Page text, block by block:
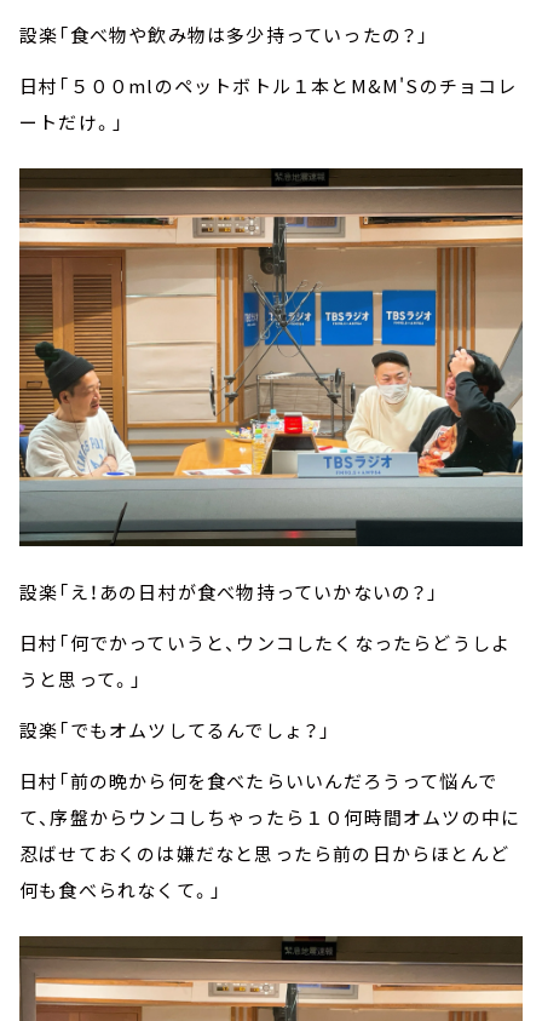
設楽「食べ物や飲み物は多少持っていったの？」
日村「５００mlのペットボトル１本とM&M'Sのチョコレ
ートだけ。」
設楽「え！あの日村が食べ物持っていかないの？」
日村「何でかっていうと、ウンコしたくなったらどうしよ
うと思って。」
設楽「でもオムツしてるんでしょ？」
日村「前の晩から何を食べたらいいんだろうって悩んで
て、序盤からウンコしちゃったら１０何時間オムツの中に
忍ばせておくのは嫌だなと思ったら前の日からほとんど
何も食べられなくて。」